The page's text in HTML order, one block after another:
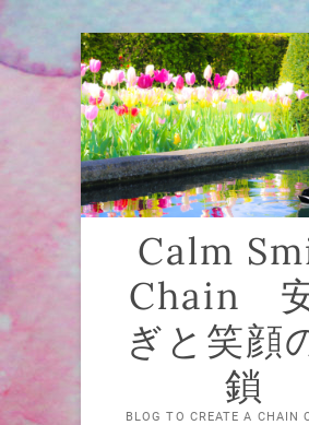
Skip
to
content
Calm
Chain
ぎと笑顔
鎖
BLOG TO CREATE A CHAIN